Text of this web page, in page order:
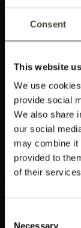
Consent
This website
We use
provide social
We also share
our social
may combine it
provided to
of their
Necessary